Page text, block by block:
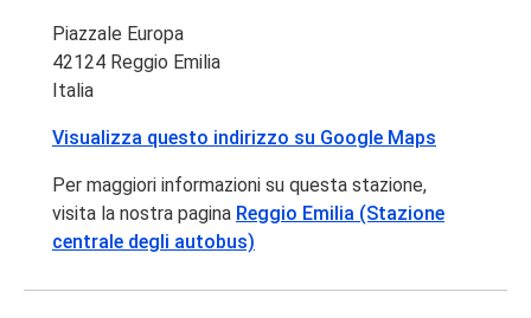
Piazzale Europa
42124 Reggio Emilia
Italia
Visualizza questo indirizzo su Google Maps
Per maggiori informazioni su questa stazione,
visita la nostra pagina Reggio Emilia (Stazione
centrale degli autobus)